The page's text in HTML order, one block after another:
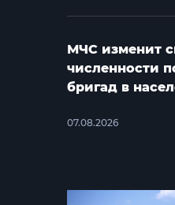
МЧС изменит
численности
бригад в
07.08.2026